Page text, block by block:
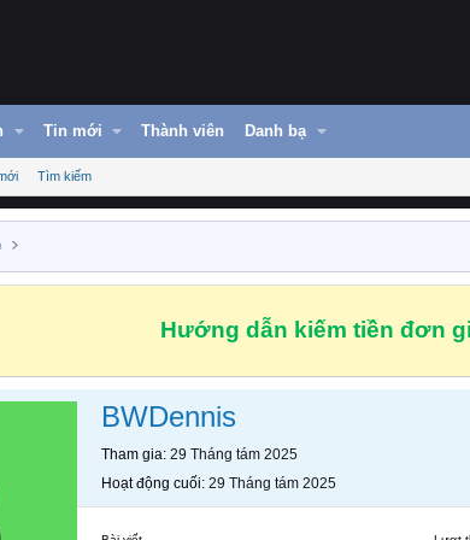
Tin mới Thành viên Danh bạ
Tìm kiếm
Hướng dẫn kiếm tiền đơn
BWDennis
Tham gia 29 Tháng tám 2025
Hoạt động cuối 29 Tháng tám 2025